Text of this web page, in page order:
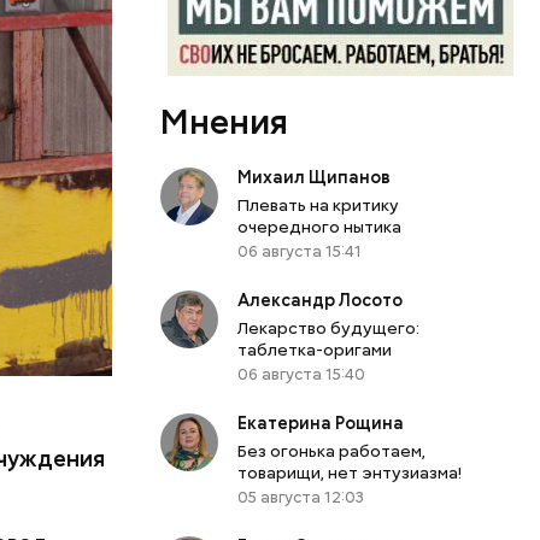
Бабич.
таким
Мнения
Михаил Щипанов
Плевать на критику
очередного нытика
06 августа 15:41
Александр Лосото
Лекарство будущего:
таблетка-оригами
06 августа 15:40
Екатерина Рощина
Без огонька работаем,
товарищи, нет энтузиазма!
05 августа 12:03